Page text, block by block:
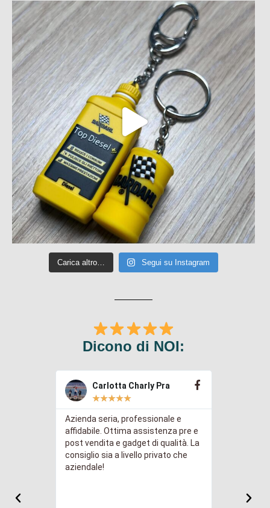
Carica altro… Segui su Instagram
Dicono di NOI:
Carlotta Charly Pra
★★★★★
Azienda seria, professionale e
affidabile. Ottima assistenza pre e
post vendita e gadget di qualità. La
consiglio sia a livello privato che
aziendale!
tengo